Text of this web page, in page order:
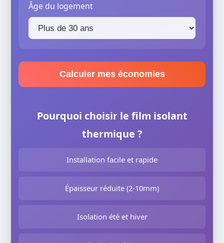
Âge du logement
Calculer mes économies
Pourquoi choisir le film isolant
thermique ?
Installation facile et rapide
Épaisseur réduite (2-10mm)
Isolation été et hiver